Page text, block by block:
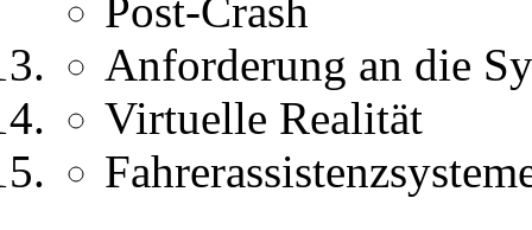
Post-Crash
Anforderung an die
Virtuelle Realität